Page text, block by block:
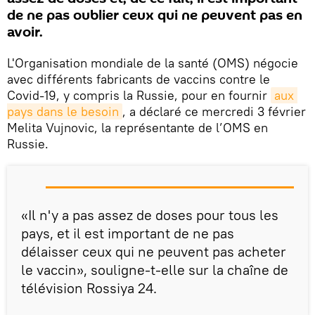
de ne pas oublier ceux qui ne peuvent pas en
avoir.
L'Organisation mondiale de la santé (OMS) négocie
avec différents fabricants de vaccins contre le
Covid-19, y compris la Russie, pour en fournir aux
pays dans le besoin , a déclaré ce mercredi 3 février
Melita Vujnovic, la représentante de l’OMS en
Russie.
«Il n'y a pas assez de doses pour tous les
pays, et il est important de ne pas
délaisser ceux qui ne peuvent pas acheter
le vaccin», souligne-t-elle sur la chaîne de
télévision Rossiya 24.